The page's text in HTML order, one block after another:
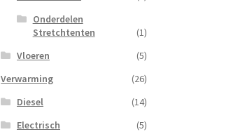
Onderdelen
Stretchtenten
(1)
Vloeren
(5)
Verwarming
(26)
Diesel
(14)
Electrisch
(5)